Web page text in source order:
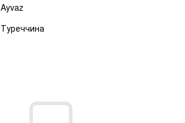
Ayvaz
Туреччина